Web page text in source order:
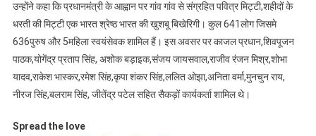
उन्होंने कहा कि प्रधानमंत्री के आह्वान पर गांव गांव से संग्रहित पवित्र मिट्टी,शहीदों के
धरती की मिट्टी एक भारत श्रेष्ठ भारत की खुशबू बिखेरिगी। कुल 641लोग जिसमे
636पुरुष और 5महिला स्वयंसेवक शामिल हैं। इस अवसर पर काजल प्रधान,शिवपूजन
पाठक,योगेंद्र प्रताप सिंह, अशोक बड़ाइक,संजय जायसवाल,राजीव रंजन मिश्र,शोभा
यादव,राकेश भास्कर,रमेश सिंह,कृपा शंकर सिंह,ललित ओझा,अनिता वर्मा,मुनचुन राय,
नीरज सिंह,बलराम सिंह, जीतेंद्र पटेल सहित सैकड़ों कार्यकर्ता शामिल थे।
Spread the love